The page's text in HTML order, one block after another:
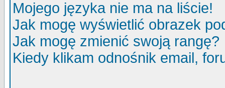
Mojego języka nie ma na liście!
Jak mogę wyświetlić obrazek
Jak mogę zmienić swoją rangę?
Kiedy klikam odnośnik email,